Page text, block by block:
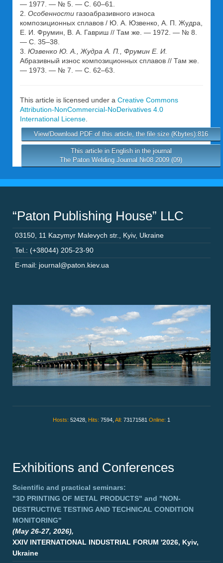
— 1977. — № 5. — С. 60–61.
2. Особенности газоабразивного износа
композиционных сплавов / Ю. А. Юзвенко, А. П. Жудра,
Е. И. Фрумин, В. А. Гавриш // Там же. — 1972. — № 8.
— С. 35–38.
3. Юзвенко Ю. А., Жудра А. П., Фрумин Е. И.
Абразивный износ композиционных сплавов // Там же.
— 1973. — № 7. — С. 62–63.
This article is licensed under a Creative Commons
Attribution-NonCommercial-NoDerivatives 4.0
International License
View/Download PDF of this article, the file size (Kbytes):816
This article in English in the journal
The Paton Welding Journal №08 2009 (09)
“Paton Publishing House” LLC
03150 11 Kazymyr Malevych str. Kyiv, Ukraine
Tel.: (+38044) 205-23-90
E-mail: journal@paton.kiev.ua
Hosts: 52428, Hits: 7594, All: 73171581 Online: 1
Exhibitions and Conferences
Scientific and practical seminars:
"3D PRINTING OF METAL PRODUCTS" and "NON-
DESTRUCTIVE TESTING AND TECHNICAL CONDITION
MONITORING"
(May 26-27, 2026),
XXIV INTERNATIONAL INDUSTRIAL FORUM '2026, Kyiv,
Ukraine